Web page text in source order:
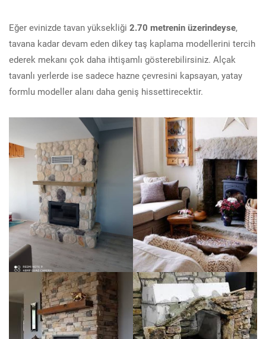
Eğer evinizde tavan yüksekliği 2.70 metrenin üzerindeyse,
tavana kadar devam eden dikey taş kaplama modellerini tercih
ederek mekanı çok daha ihtişamlı gösterebilirsiniz. Alçak
tavanlı yerlerde ise sadece hazne çevresini kapsayan, yatay
formlu modeller alanı daha geniş hissettirecektir.